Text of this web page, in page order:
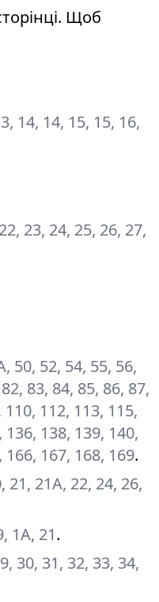
Щоб
14, 14, 15, 15, 16,
23, 24, 25, 26, 27,
50, 52, 54, 55, 56,
83, 84, 85, 86, 87,
112, 113, 115,
138, 139, 140,
166, 167, 168, 169.
21, 21А, 22, 24, 26,
1А, 21.
30, 31, 32, 33, 34,